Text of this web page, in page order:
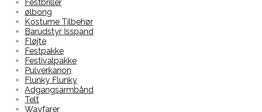
Festbriller
ølbong
Kostume Tilbehør
Barudstyr Isspand
Fløjte
Festpakke
Festivalpakke
Pulverkanon
Flunky Flunky
Adgangsarmbånd
Telt
Wayfarer